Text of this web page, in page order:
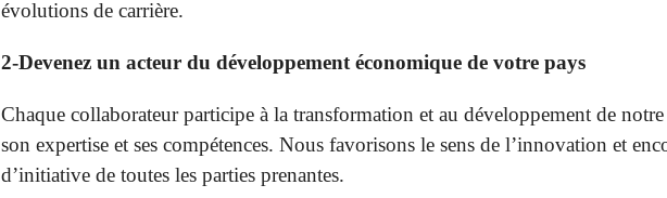
évolutions de carrière.
2-Devenez un acteur du développement économique de votre pays
Chaque collaborateur participe à la transformation et au développement de
son expertise et ses compétences. Nous favorisons le sens de l’innovation et
d’initiative de toutes les parties prenantes.